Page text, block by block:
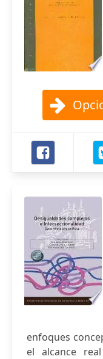
enfoques
el alcance